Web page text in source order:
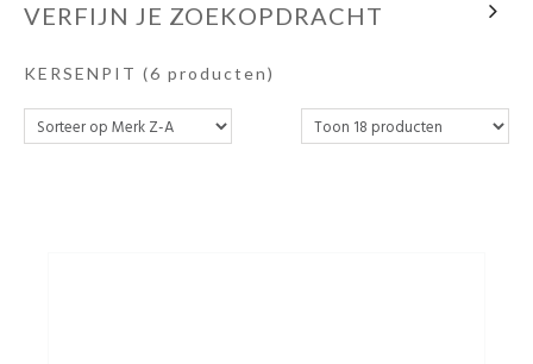
Natuurlijke remedies
VERFIJN JE ZOEKOPDRACHT
KERSENPIT (6 producten)